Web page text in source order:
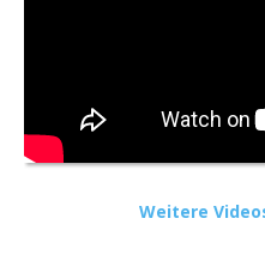
Weitere